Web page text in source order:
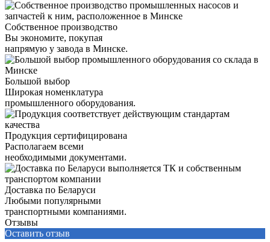
Собственное производство
Вы экономите, покупая
напрямую у завода в Минске.
Большой выбор
Широкая номенклатура
промышленного оборудования.
Продукция сертифицирована
Располагаем всеми
необходимыми документами.
Доставка по Беларуси
Любыми популярными
транспортными компаниями.
Отзывы
Оставить отзыв